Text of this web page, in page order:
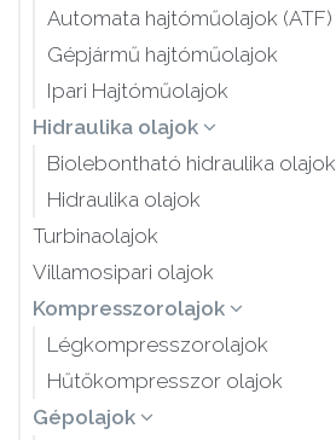
Automata hajtóműolajok (ATF)
Gépjármű hajtóműolajok
Ipari Hajtóműolajok
Hidraulika olajok
Biolebontható hidraulika olajok
Hidraulika olajok
Turbinaolajok
Villamosipari olajok
Kompresszorolajok
Légkompresszorolajok
Hűtőkompresszor olajok
Gépolajok